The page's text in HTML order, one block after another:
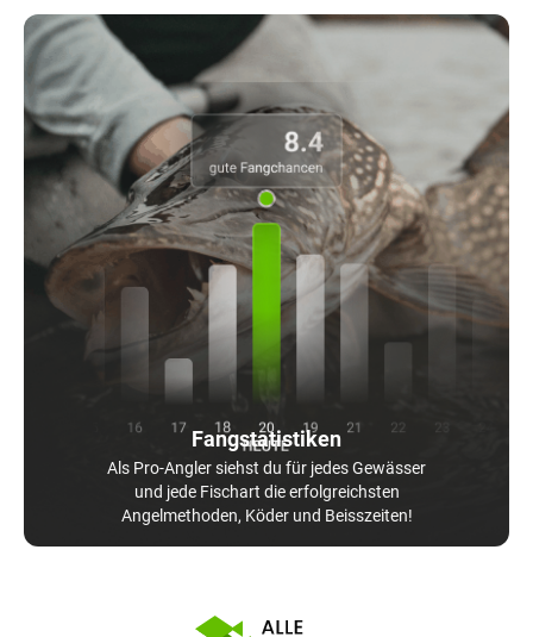
Fangstatistiken
Als Pro-Angler siehst du für jedes Gewässer
und jede Fischart die erfolgreichsten
Angelmethoden, Köder und Beisszeiten!